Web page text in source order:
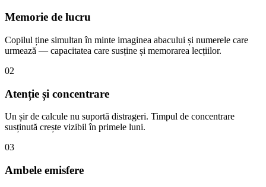
Memorie de lucru
Copilul ține simultan în minte imaginea abacului și numerele care
urmează — capacitatea care susține și memorarea lecțiilor.
02
Atenție și concentrare
Un șir de calcule nu suportă distrageri. Timpul de concentrare
susținută crește vizibil în primele luni.
03
Ambele emisfere